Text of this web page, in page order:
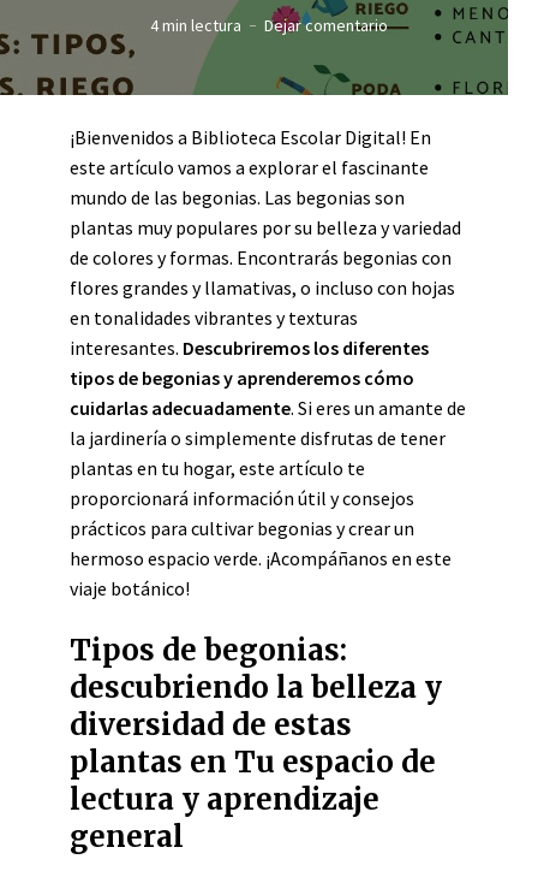
4 min lectura Dejar comentario
¡Bienvenidos a Biblioteca Escolar Digital! En
este artículo vamos a explorar el fascinante
mundo de las begonias. Las begonias son
plantas muy populares por su belleza y variedad
de colores y formas. Encontrarás begonias con
flores grandes y llamativas, o incluso con hojas
en tonalidades vibrantes y texturas
interesantes. Descubriremos los diferentes
tipos de begonias y aprenderemos cómo
cuidarlas adecuadamente. Si eres un amante de
la jardinería o simplemente disfrutas de tener
plantas en tu hogar, este artículo te
proporcionará información útil y consejos
prácticos para cultivar begonias y crear un
hermoso espacio verde. ¡Acompáñanos en este
viaje botánico!
Tipos de begonias:
descubriendo la belleza y
diversidad de estas
plantas en Tu espacio de
lectura y aprendizaje
general